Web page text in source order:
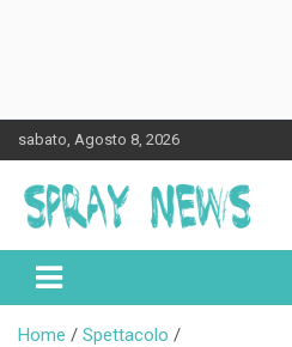
to
content
sabato, Agosto 8, 2026
Spraynews.it
Home
Spettacolo